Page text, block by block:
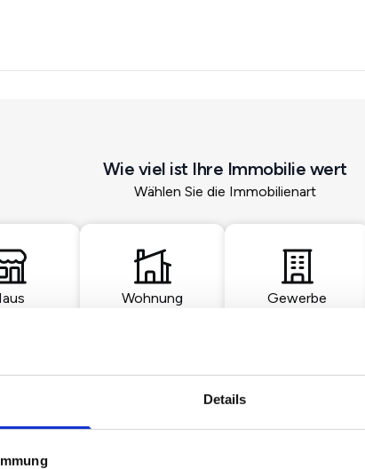
Details
Wie viel ist Ihre Immobilie wert
Wählen Sie die Immobilienart
Wohnung Gewerbe